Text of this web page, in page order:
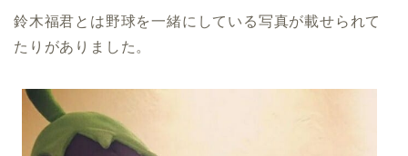
鈴木福君とは野球を一緒にしている写真が載せられて
たりがありました。